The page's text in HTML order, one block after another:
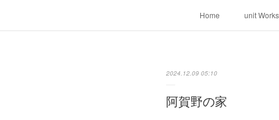
Home unit Works
2024.12.09 05:10
阿賀野の家